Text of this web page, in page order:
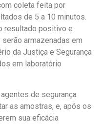
coleta feita por
de 5 a 10 minutos.
resultado positivo e
armazenadas em
da Justiça e Segurança
em laboratório
de segurança
as amostras, e, após os
sua eficácia